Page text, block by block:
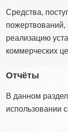
Средства,
пожертвований,
реализацию
коммерческих
Отчёты
В данном
использовании